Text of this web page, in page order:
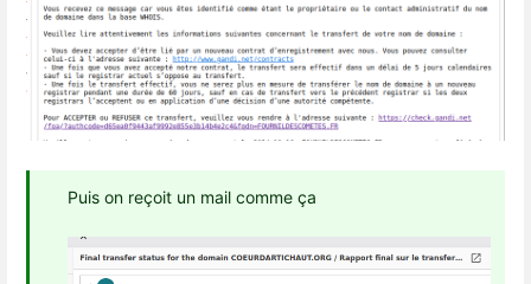
Puis on reçoit un mail comme ça